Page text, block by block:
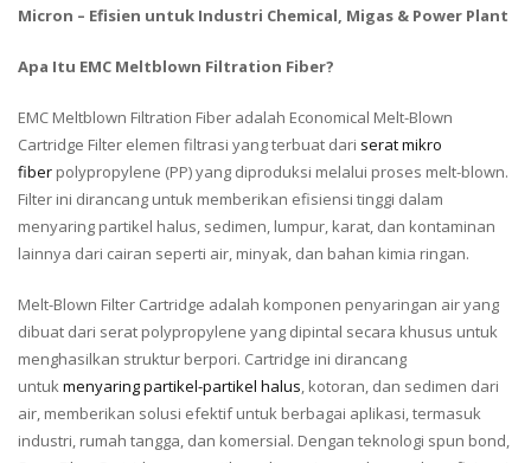
Micron – Efisien untuk Industri Chemical, Migas & Power Plant
Apa Itu EMC Meltblown Filtration Fiber?
EMC Meltblown Filtration Fiber adalah Economical Melt-Blown
Cartridge Filter elemen filtrasi yang terbuat dari serat mikro
fiber polypropylene (PP) yang diproduksi melalui proses melt-blown.
Filter ini dirancang untuk memberikan efisiensi tinggi dalam
menyaring partikel halus, sedimen, lumpur, karat, dan kontaminan
lainnya dari cairan seperti air, minyak, dan bahan kimia ringan.
Melt-Blown Filter Cartridge adalah komponen penyaringan air yang
dibuat dari serat polypropylene yang dipintal secara khusus untuk
menghasilkan struktur berpori. Cartridge ini dirancang
untukmenyaring partikel-partikel halus, kotoran, dan sedimen dari
air, memberikan solusi efektif untuk berbagai aplikasi, termasuk
industri, rumah tangga, dan komersial. Dengan teknologi spun bond,